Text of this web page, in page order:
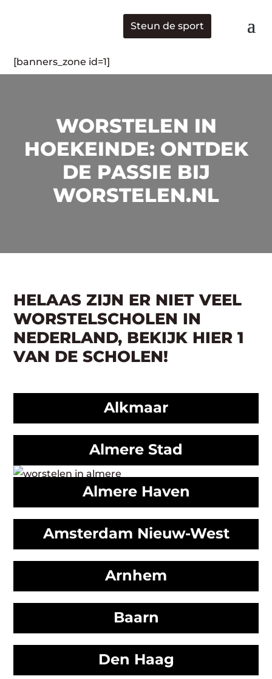
Steun de sport
[banners_zone id=1]
WORSTELEN IN
HOEKEINDE: ONTDEK
DE PASSIE BIJ
WORSTELEN.NL
HELAAS ZIJN ER NIET VEEL
WORSTELSCHOLEN IN
NEDERLAND, BEKIJK HIER 1
VAN DE SCHOLEN!
Alkmaar
Almere Stad
Almere Haven
Amsterdam Nieuw-West
Arnhem
Baarn
Den Haag